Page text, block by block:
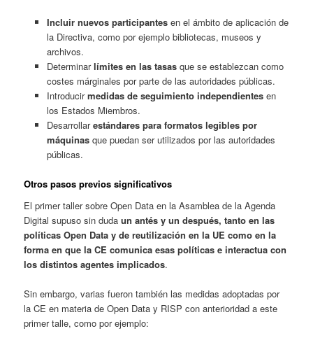
Incluir nuevos participantesen el ámbito de aplicación de
la Directiva, como por ejemplo bibliotecas, museos y
archivos.
Determinarlímites en las tasasque se establezcan como
costes márginales por parte de las autoridades públicas.
Introducirmedidas de seguimiento independientesen
los Estados Miembros.
Desarrollarestándares para formatos legibles por
máquinas que puedan ser utilizados por las autoridades
públicas.
Otros pasos previos significativos
El primer taller sobre Open Data en la Asamblea de la Agenda
Digital supuso sin duda un antés y un después, tanto en las
políticas Open Data y de reutilización en la UE como en la
forma en que la CE comunica esas políticas e interactua con
los distintos agentes implicados.
Sin embargo, varias fueron también las medidas adoptadas por
la CE en materia de Open Data y RISP con anterioridad a este
primer talle, como por ejemplo: